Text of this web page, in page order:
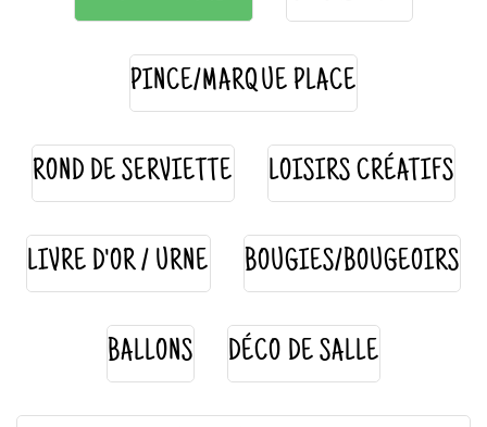
PINCE/MARQUE PLACE
ROND DE SERVIETTE LOISIRS CRÉATIFS
LIVRE D'OR / URNE BOUGIES/BOUGEOIRS
BALLONS DÉCO DE SALLE